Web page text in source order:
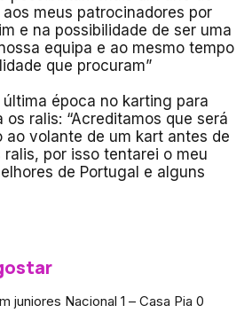
aos meus patrocinadores por
e na possibilidade de ser uma
equipa e ao mesmo tempo
que procuram”
época no karting para
os ralis: “Acreditamos que será
ao volante de um kart antes de
por isso tentarei o meu
de Portugal e alguns
Em juniores Nacional 1 – Casa Pia 0